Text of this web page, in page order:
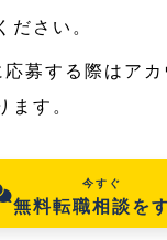
さい。
募する際はア
す。
今すぐ
無料転職相談を